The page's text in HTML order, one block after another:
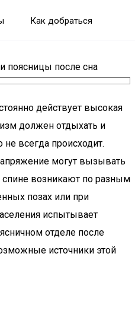
Как добраться
поясницы после сна
действует высокая
должен отдыхать и
не всегда происходит.
могут вызывать
возникают по разным
позах или при
испытывает
отделе после
источники этой